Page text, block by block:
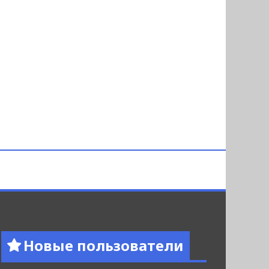
Новые пользователи